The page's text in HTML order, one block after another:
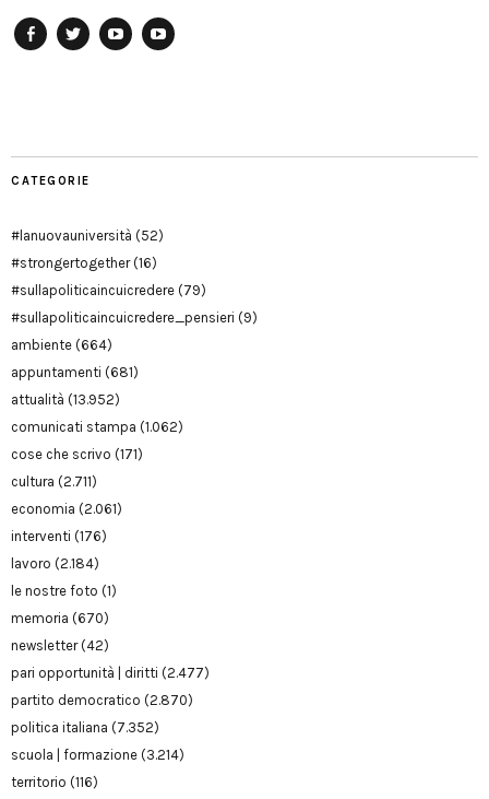
CATEGORIE
#lanuovauniversità (52)
#strongertogether(16)
#sullapoliticaincuicredere (79)
#sullapoliticaincuicredere_pensieri (9)
ambiente (664)
appuntamenti (681)
attualità (13.952)
comunicati stampa (1.062)
cose che scrivo (171)
cultura (2.711)
economia (2.061)
interventi (176)
lavoro (2.184)
le nostre foto (1)
memoria (670)
newsletter(42)
pari opportunità | diritti (2.477)
partito democratico (2.870)
politica italiana (7.352)
scuola | formazione (3.214)
territorio (116)